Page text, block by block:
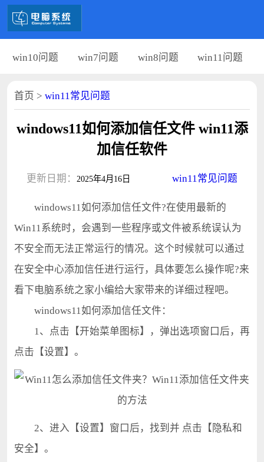
win10问题 win7问题 win8问题 win11问题
首页 > win11常见问题
windows11如何添加信任文件 win11添
加信任软件
更新日期： 2025年4月16日 win11常见问题
windows11如何添加信任文件?在使用最新的
Win11系统时，会遇到一些程序或文件被系统误认为
不安全而无法正常运行的情况。这个时候就可以通过
在安全中心添加信任进行运行，具体要怎么操作呢?来
看下电脑系统之家小编给大家带来的详细过程吧。
windows11如何添加信任文件：
1、点击【开始菜单图标】，弹出选项窗口后，再
点击【设置】。
2、进入【设置】窗口后，找到并 点击【隐私和
安全】。